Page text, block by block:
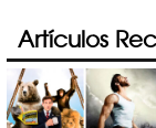
Artículos